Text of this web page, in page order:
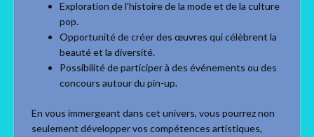
Exploration de l'histoire de la mode et de la culture
pop.
Opportunité de créer des œuvres qui célèbrent la
beauté et la diversité.
Possibilité de participer à des événements ou des
concours autour du pin-up.
En vous immergeant dans cet univers, vous pourrez non
seulement développer vos compétences artistiques,